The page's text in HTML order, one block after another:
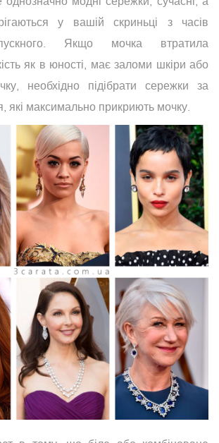
у вашій скриньці з часів
Якщо мочка втратила
як в юності, має заломи шкіри або
необхідно підібрати сережки за
максимально прикриють мочку.